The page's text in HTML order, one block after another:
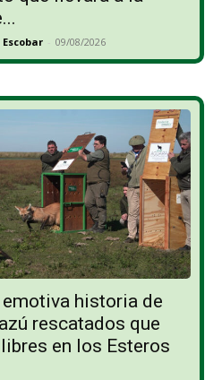
- 09/08/2026
emotiva historia de
rescatados que
en los Esteros